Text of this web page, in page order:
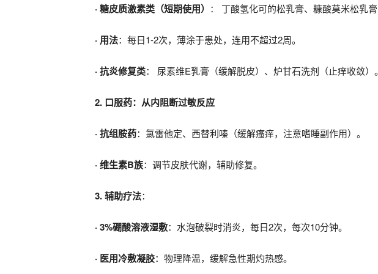
· 糖皮质激素类（短期使用） ： 丁酸氢化可的松乳膏、糠酸莫米松乳膏
· 用法：每日1-2次，薄涂于患处，连用不超过2周。
· 抗炎修复类： 尿素维E乳膏（缓解脱皮）、炉甘石洗剂（止痒收敛）。
2. 口服药：从内阻断过敏反应
· 抗组胺药：氯雷他定、西替利嗪（缓解瘙痒，注意嗜睡副作用）。
· 维生素B族：调节皮肤代谢，辅助修复。
3. 辅助疗法：
· 3%硼酸溶液湿敷：水泡破裂时消炎，每日2次，每次10分钟。
· 医用冷敷凝胶：物理降温，缓解急性期灼热感。